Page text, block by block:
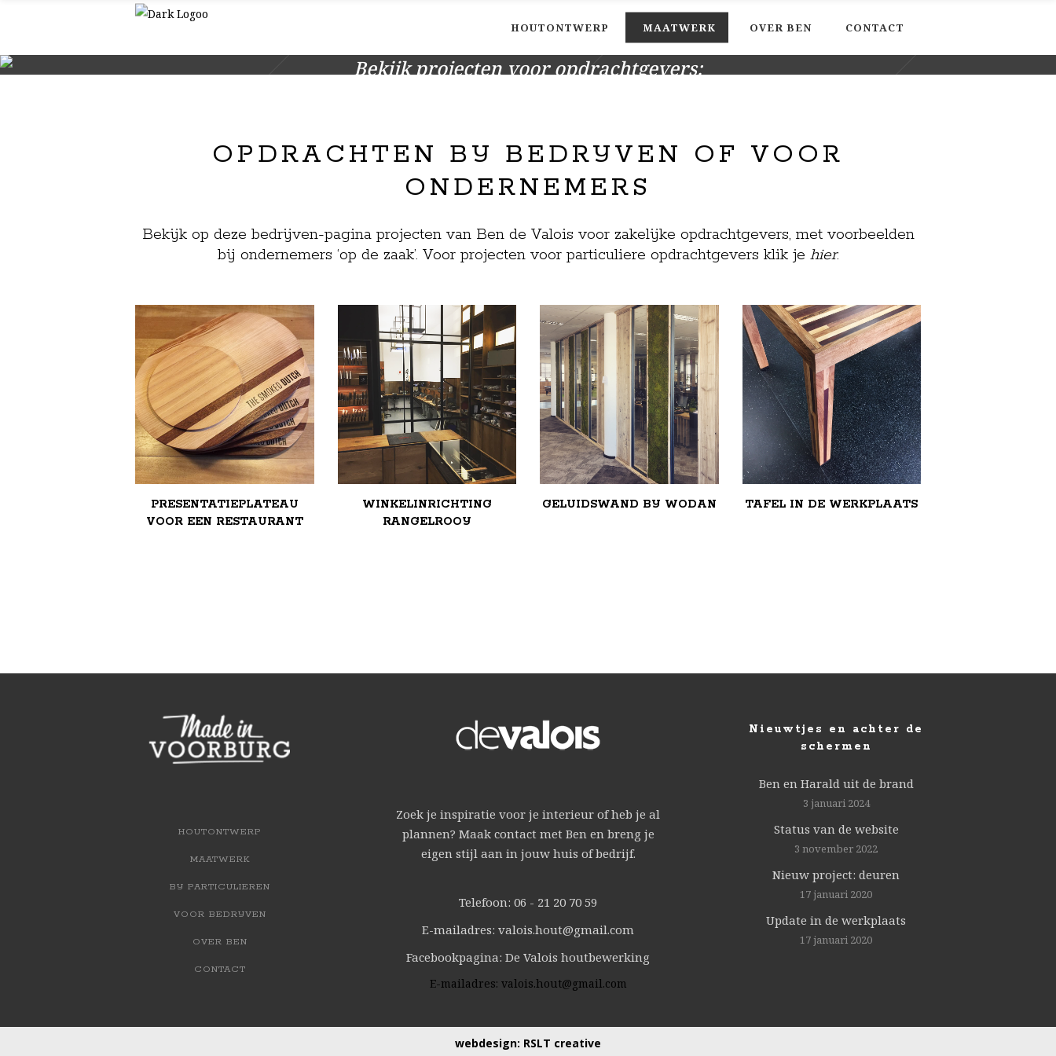
HOUTONTWERP MAATWERK OVER BEN CONTACT
Bekijk projecten voor opdrachtgevers:
OPDRACHTEN BIJ BEDRIJVEN OF VOOR
ONDERNEMERS
Bekijk op deze bedrijven-pagina projecten van Ben de Valois voor zakelijke opdrachtgevers, met voorbeelden
bij ondernemers ‘op de zaak’. Voor projecten voor particuliere opdrachtgevers klik je hier.
PRESENTATIEPLATEAU
VOOR EEN RESTAURANT
WINKELINRICHTING
RANGELROOIJ
GELUIDSWAND BIJ WODAN TAFEL IN DE WERKPLAATS
HOUTONTWERP
MAATWERK
BIJ PARTICULIEREN
VOOR BEDRIJVEN
OVER BEN
CONTACT
Zoek je inspiratie voor je interieur of heb je al
plannen? Maak contact met Ben en breng je
eigen stijl aan in jouw huis of bedrijf.
Telefoon: 06 - 21 20 70 59
E-mailadres: valois.hout@gmail.com
Facebookpagina: De Valois houtbewerking
E-mailadres: valois.hout@gmail.com
Nieuwtjes en achter de
schermen
Ben en Harald uit de brand
3 januari 2024
Status van de website
3 november 2022
Nieuw project: deuren
17 januari 2020
Update in de werkplaats
17 januari 2020
webdesign: RSLT creative